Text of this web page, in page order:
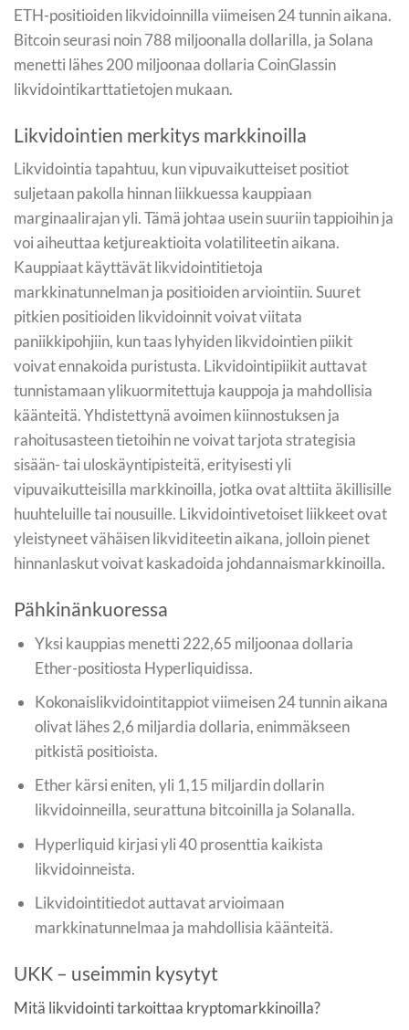
ETH-positioiden likvidoinnilla viimeisen 24 tunnin aikana.
Bitcoin seurasi noin 788 miljoonalla dollarilla, ja Solana
menetti lähes 200 miljoonaa dollaria CoinGlassin
likvidointikarttatietojen mukaan.
Likvidointien merkitys markkinoilla
Likvidointia tapahtuu, kun vipuvaikutteiset positiot
suljetaan pakolla hinnan liikkuessa kauppiaan
marginaalirajan yli. Tämä johtaa usein suuriin tappioihin ja
voi aiheuttaa ketjureaktioita volatiliteetin aikana.
Kauppiaat käyttävät likvidointitietoja
markkinatunnelman ja positioiden arviointiin. Suuret
pitkien positioiden likvidoinnit voivat viitata
paniikkipohjiin, kun taas lyhyiden likvidointien piikit
voivat ennakoida puristusta. Likvidointipiikit auttavat
tunnistamaan ylikuormitettuja kauppoja ja mahdollisia
käänteitä. Yhdistettynä avoimen kiinnostuksen ja
rahoitusasteen tietoihin ne voivat tarjota strategisia
sisään- tai uloskäyntipisteitä, erityisesti yli
vipuvaikutteisilla markkinoilla, jotka ovat alttiita äkillisille
huuhteluille tai nousuille. Likvidointivetoiset liikkeet ovat
yleistyneet vähäisen likviditeetin aikana, jolloin pienet
hinnanlaskut voivat kaskadoida johdannaismarkkinoilla.
Pähkinänkuoressa
Yksi kauppias menetti 222,65 miljoonaa dollaria
Ether-positiosta Hyperliquidissa.
Kokonaislikvidointitappiot viimeisen 24 tunnin aikana
olivat lähes 2,6 miljardia dollaria, enimmäkseen
pitkistä positioista.
Ether kärsi eniten, yli 1,15 miljardin dollarin
likvidoinneilla, seurattuna bitcoinilla ja Solanalla.
Hyperliquid kirjasi yli 40 prosenttia kaikista
likvidoinneista.
Likvidointitiedot auttavat arvioimaan
markkinatunnelmaa ja mahdollisia käänteitä.
UKK – useimmin kysytyt
Mitä likvidointi tarkoittaa kryptomarkkinoilla?